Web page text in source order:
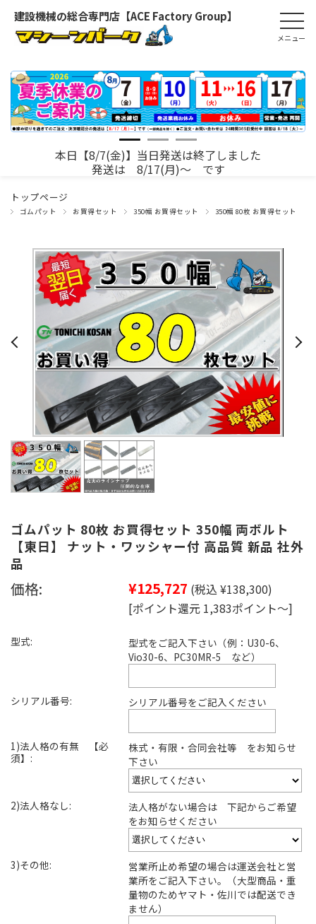
建設機械の総合専門店【ACE Factory Group】
本日【8/7(金)】当日発送は終了しました
発送は 8/17(月)～ です
トップページ
ゴムパット お買得セット 350幅 お買得セット 350幅 80枚 お買得セット
ゴムパット 80枚 お買得セット 350幅 両ボルト
【東日】 ナット・ワッシャー付 高品質 新品 社外
品
価格: ¥125,727 (税込 ¥138,300)
[ポイント還元 1,383ポイント～]
型式:
型式をご記入下さい（例：U30-6、
Vio30-6、PC30MR-5 など）
シリアル番号: シリアル番号をご記入ください
1)法人格の有無 【必
須】:
株式・有限・合同会社等 をお知らせ
下さい
2)法人格なし:
法人格がない場合は 下記からご希望
をお知らせください
3)その他:
営業所止め希望の場合は運送会社と営
業所をご記入下さい。（大型商品・重
量物のためヤマト・佐川では配送でき
ません）